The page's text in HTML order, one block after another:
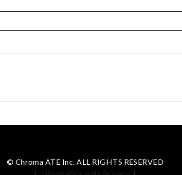
© Chroma ATE Inc. ALL RIGHTS RESERVED